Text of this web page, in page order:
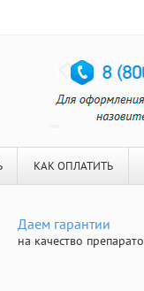
КАК ОПЛАТИТЬ
Даем гарантии
на качество